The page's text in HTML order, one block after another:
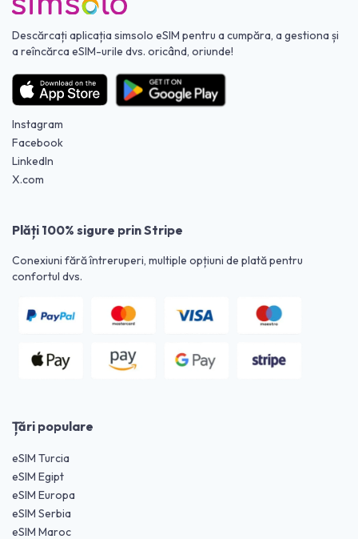
Descărcați aplicația simsolo eSIM pentru a cumpăra, a gestiona și
a reîncărca eSIM-urile dvs. oricând, oriunde!
Instagram
Facebook
LinkedIn
X.com
Plăți 100% sigure prin Stripe
Conexiuni fără întreruperi, multiple opțiuni de plată pentru
confortul dvs.
Țări populare
eSIM Turcia
eSIM Egipt
eSIM Europa
eSIM Serbia
eSIM Maroc